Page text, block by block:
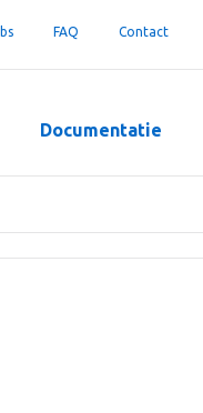
FAQ Contact
Documentatie